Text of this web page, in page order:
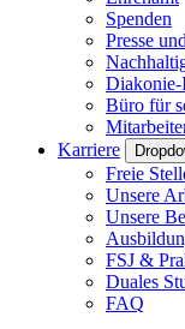
Spenden
Presse
Büro für
Karriere
Freie
Unsere
Unsere
FSJ &
Duales
FAQ